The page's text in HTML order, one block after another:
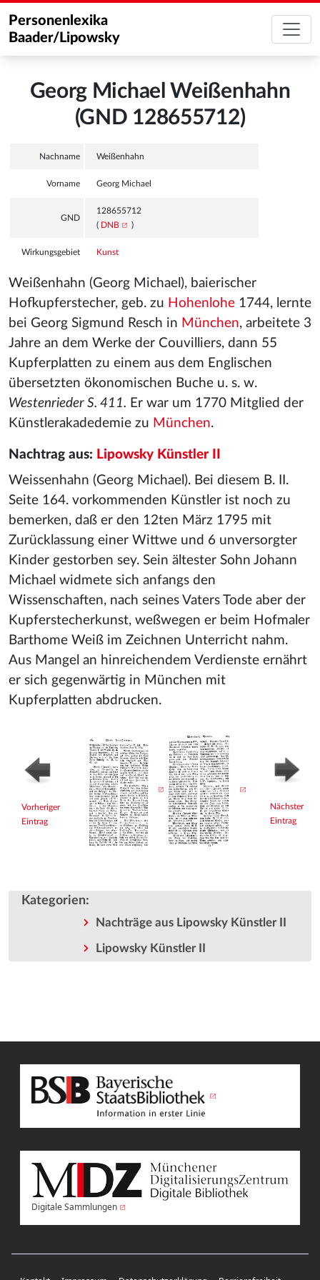
Personenlexika
Baader/Lipowsky
Georg Michael Weißenhahn
(GND 128655712)
Nachname Weißenhahn
Vorname Georg Michael
GND
128655712
( DNB )
Wirkungsgebiet Kunst
Weißenhahn (Georg Michael), baierischer
Hofkupferstecher, geb. zu Hohenlohe 1744, lernte
bei Georg Sigmund Resch in München, arbeitete 3
Jahre an dem Werke der Couvilliers, dann 55
Kupferplatten zu einem aus dem Englischen
übersetzten ökonomischen Buche u. s. w.
Westenrieder S. 411. Er war um 1770 Mitglied der
Künstlerakadedemie zu München.
Nachtrag aus: Lipowsky Künstler II
Weissenhahn (Georg Michael). Bei diesem B. II.
Seite 164. vorkommenden Künstler ist noch zu
bemerken, daß er den 12ten März 1795 mit
Zurücklassung einer Wittwe und 6 unversorgter
Kinder gestorben sey. Sein ältester Sohn Johann
Michael widmete sich anfangs den
Wissenschaften, nach seines Vaters Tode aber der
Kupferstecherkunst, weßwegen er beim Hofmaler
Barthome Weiß im Zeichnen Unterricht nahm.
Aus Mangel an hinreichendem Verdienste ernährt
er sich gegenwärtig in München mit
Kupferplatten abdrucken.
Vorheriger
Eintrag
Nächster
Eintrag
Kategorien:
Nachträge aus Lipowsky Künstler II
Lipowsky Künstler II
Digitale Sammlungen